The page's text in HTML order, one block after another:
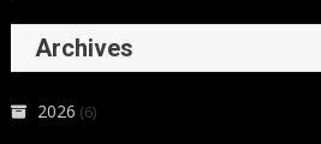
Archives
2026 (6)